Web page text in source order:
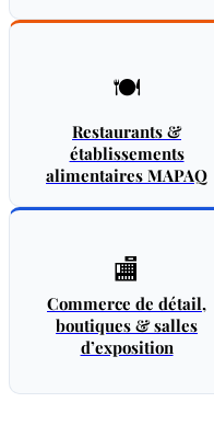
🍽️
Restaurants &
établissements
alimentaires MAPAQ
🏬
Commerce de détail,
boutiques & salles
d’exposition